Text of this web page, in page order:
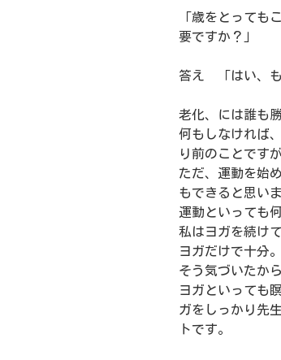
「歳をとっても
要ですか？」
答え 「はい、も
老化、には誰も
何もしなければ
り前のことですが
ただ、運動を始
もできると思いま
運動といっても
私はヨガを続け
ヨガだけで十分。
そう気づいたか
ヨガといっても
ガをしっかり先
トです。